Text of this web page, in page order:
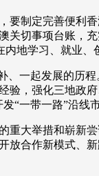
定完善便利
切事项台账，
地学习、就业、
起发展的历程
，强化三地政
“一带一路”沿线市
举措和崭新
合作新模式、